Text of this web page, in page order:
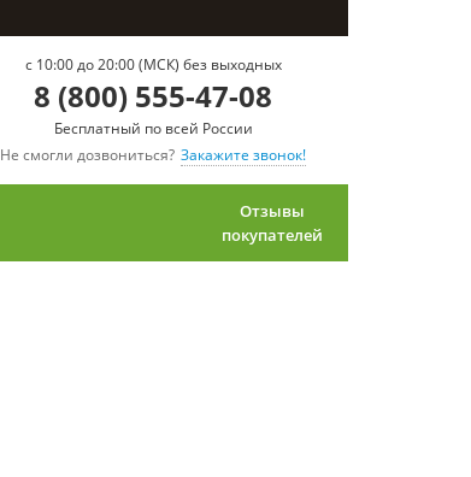
c 10:00 до 20:00 (МСК) без выходных
8 (800) 555-47-08
Бесплатный по всей России
Не смогли дозвониться? Закажите звонок!
Отзывы
покупателей